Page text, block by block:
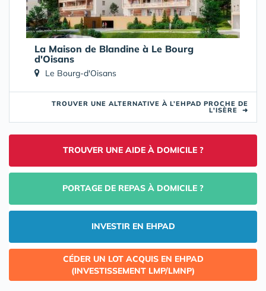
La Maison de Blandine à Le Bourg
d'Oisans
Le Bourg-d'Oisans
TROUVER UNE ALTERNATIVE À L’EHPAD PROCHE DE
L'ISÈRE ➜
TROUVER UNE AIDE À DOMICILE ?
PORTAGE DE REPAS À DOMICILE ?
INVESTIR EN EHPAD
CÉDER UN LOT ACQUIS EN EHPAD
(INVESTISSEMENT LMP/LMNP)